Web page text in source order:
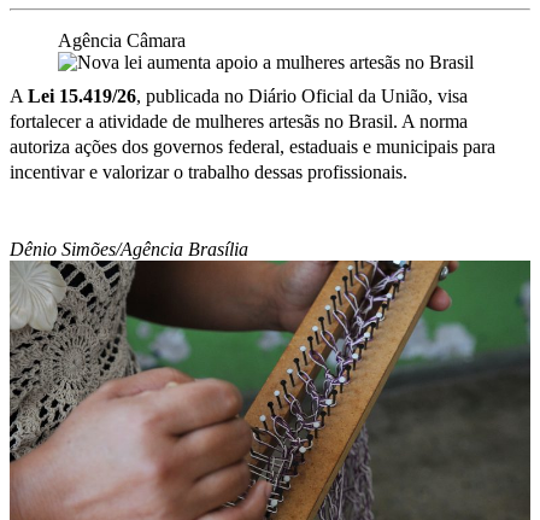
Agência Câmara
A Lei 15.419/26, publicada no Diário Oficial da União, visa
fortalecer a atividade de mulheres artesãs no Brasil. A norma
autoriza ações dos governos federal, estaduais e municipais para
incentivar e valorizar o trabalho dessas profissionais.
Dênio Simões/Agência Brasília